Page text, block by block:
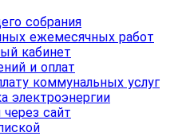
собрания
ежемесячных работ
кабинет
и оплат
коммунальных услуг
электроэнергии
через сайт